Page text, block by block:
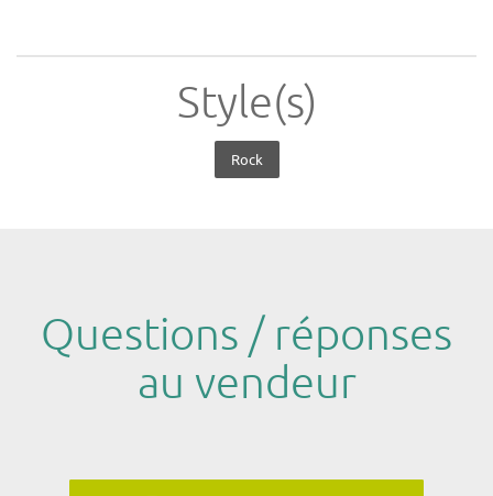
Style(s)
Rock
Questions / réponses
au vendeur